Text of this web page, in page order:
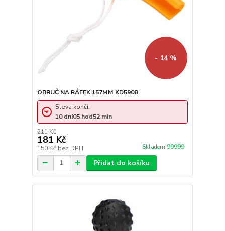
- 14 %
OBRUČ NA RÁFEK 157MM KD5908
211 Kč
181 Kč
150 Kč bez DPH Skladem 99999
Sleva končí:
10 dní05 hod52 min
Přidat do košíku